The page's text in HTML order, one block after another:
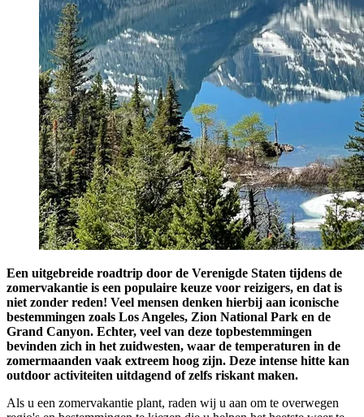
Een uitgebreide roadtrip door de Verenigde Staten tijdens de
zomervakantie is een populaire keuze voor reizigers, en dat is
niet zonder reden! Veel mensen denken hierbij aan iconische
bestemmingen zoals Los Angeles, Zion National Park en de
Grand Canyon. Echter, veel van deze topbestemmingen
bevinden zich in het zuidwesten, waar de temperaturen in de
zomermaanden vaak extreem hoog zijn. Deze intense hitte kan
outdoor activiteiten uitdagend of zelfs riskant maken.
Als u een zomervakantie plant, raden wij u aan om te overwegen